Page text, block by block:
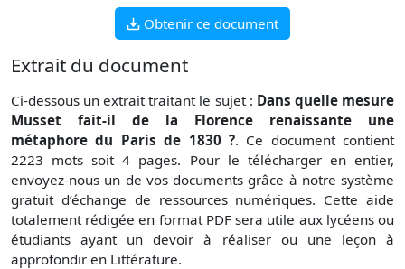
Obtenir ce document
Extrait du document
Ci-dessous un extrait traitant le sujet : Dans quelle mesure
Musset fait-il de la Florence renaissante une
métaphore du Paris de 1830 ?. Ce document contient
2223 mots soit 4 pages. Pour le télécharger en entier,
envoyez-nous un de vos documents grâce à notre système
gratuit d’échange de ressources numériques. Cette aide
totalement rédigée en format PDF sera utile aux lycéens ou
étudiants ayant un devoir à réaliser ou une leçon à
approfondir en Littérature.